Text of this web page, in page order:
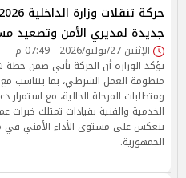
جديدة لمديري الأمن وتصعيد
الإثنين 27/يوليو/2026 - 07:49 م
تؤكد الوزارة أن الحركة تأتي ضمن خطة
منظومة العمل الشرطي، بما يتناسب مع
ومتطلبات المرحلة الحالية، مع استمرار
الخدمية والفنية بقيادات تمتلك خبرات
ينعكس على مستوى الأداء الأمني في
الجمهورية.